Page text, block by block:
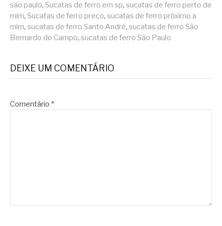
são paulo, Sucatas de ferro em sp, sucatas de ferro perto de
mim, Sucatas de ferro preço, sucatas de ferro próximo a
mim, sucatas de ferro Santo André, sucatas de ferro São
Bernardo do Campo, sucatas de ferro São Paulo
DEIXE UM COMENTÁRIO
Comentário *